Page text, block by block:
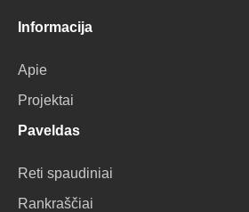
Informacija
Apie
Projektai
Paveldas
Reti spaudiniai
Rankraščiai